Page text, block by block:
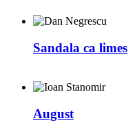
Sandala ca limes
August